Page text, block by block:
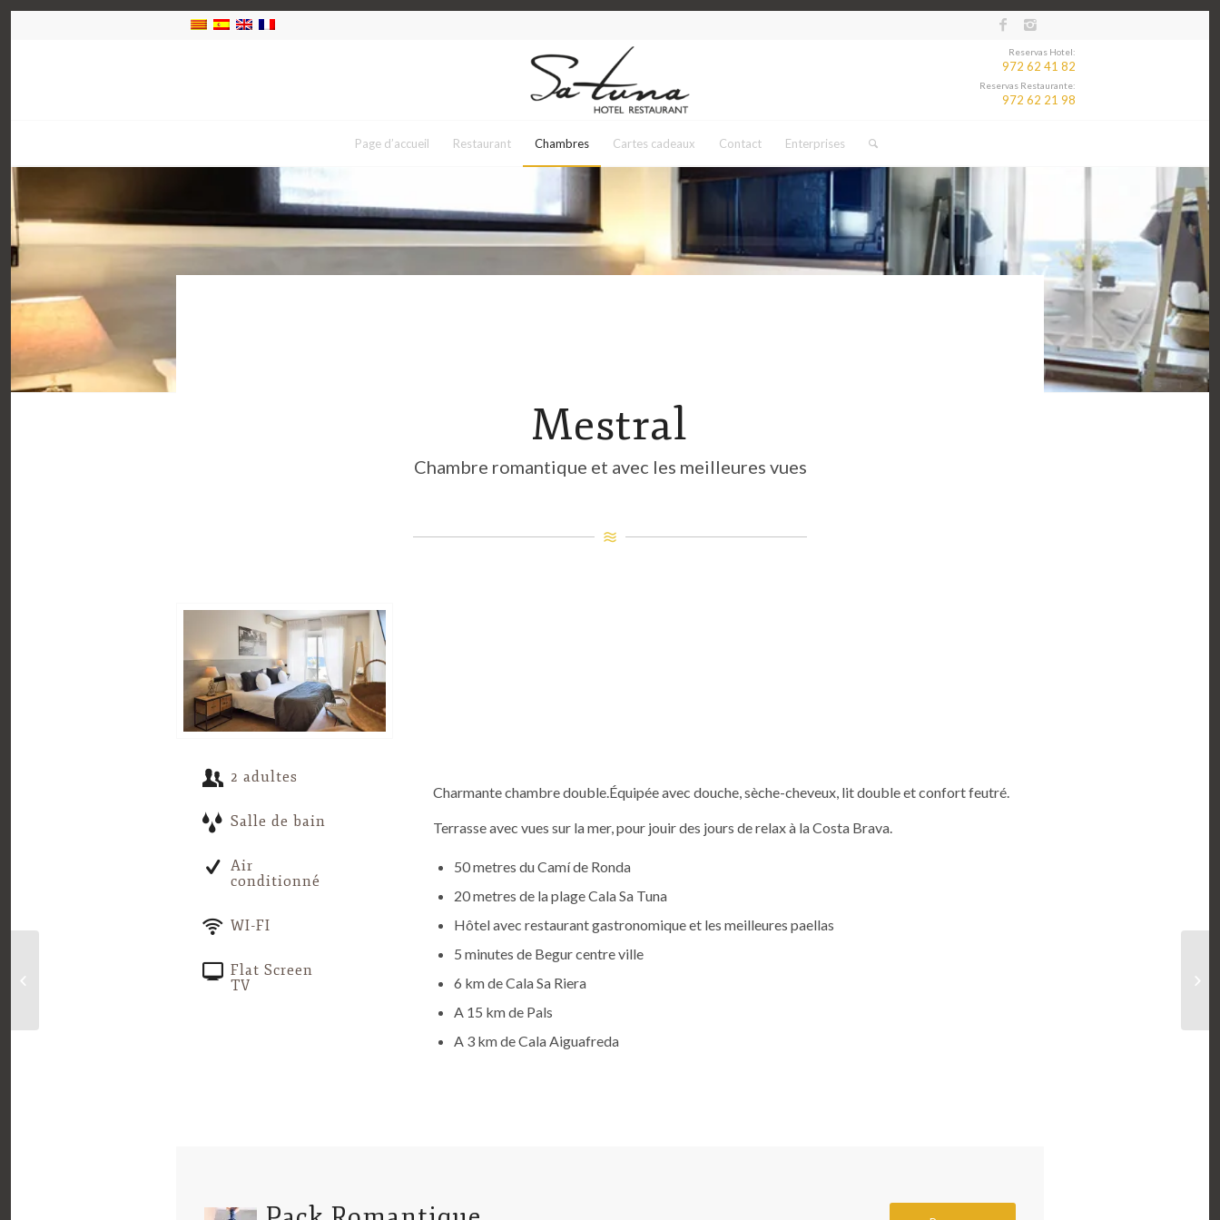
Reservas Hotel:
972 62 41 82
Reservas Restaurante:
972 62 21 98
Page d’accueil Restaurant Chambres Cartes cadeaux Contact Enterprises
Mestral
Chambre romantique et avec les meilleures vues
2 adultes
Salle de bain
Air
conditionné
WI-FI
Flat Screen
TV
Charmante chambre double.Équipée avec douche, sèche-cheveux, lit double et confort feutré.
Terrasse avec vues sur la mer, pour jouir des jours de relax à la Costa Brava.
50 metres du Camí de Ronda
20 metres de la plage Cala Sa Tuna
Hôtel avec restaurant gastronomique et les meilleures paellas
5 minutes de Begur centre ville
6 km de Cala Sa Riera
A 15 km de Pals
A 3 km de Cala Aiguafreda